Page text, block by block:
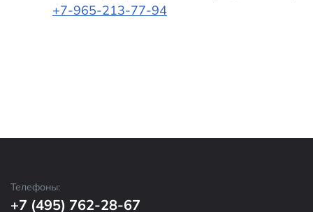
+7-965-213-77-94
Телефоны:
+7 (495) 762-28-67